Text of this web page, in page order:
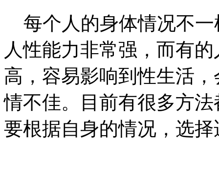
每个人的身体情况不一
人性能力非常强，而有
高，容易影响到性生活
情不佳。目前有很多方
要根据自身的情况，选